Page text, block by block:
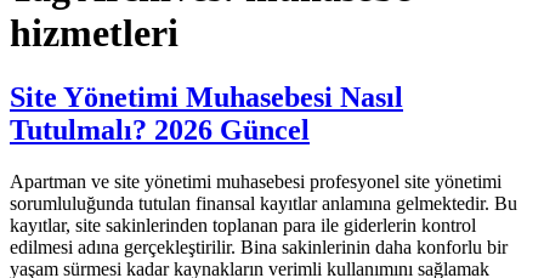
hizmetleri
Site Yönetimi Muhasebesi Nasıl
Tutulmalı? 2026 Güncel
Apartman ve site yönetimi muhasebesi profesyonel site yönetimi
sorumluluğunda tutulan finansal kayıtlar anlamına gelmektedir. Bu
kayıtlar, site sakinlerinden toplanan para ile giderlerin kontrol
edilmesi adına gerçekleştirilir. Bina sakinlerinin daha konforlu bir
yaşam sürmesi kadar kaynakların verimli kullanımını sağlamak